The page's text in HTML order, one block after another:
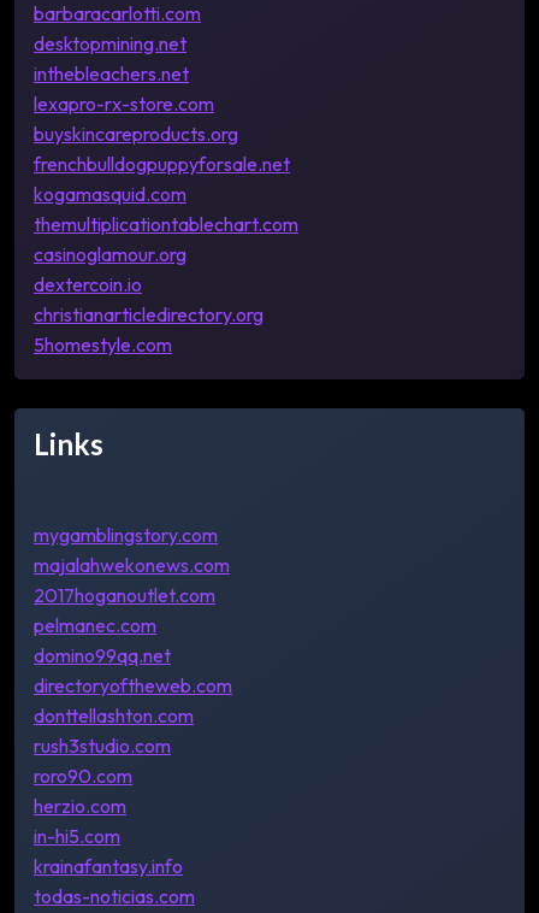
barbaracarlotti.com
desktopmining.net
inthebleachers.net
lexapro-rx-store.com
buyskincareproducts.org
frenchbulldogpuppyforsale.net
kogamasquid.com
themultiplicationtablechart.com
casinoglamour.org
dextercoin.io
christianarticledirectory.org
5homestyle.com
Links
mygamblingstory.com
majalahwekonews.com
2017hoganoutlet.com
pelmanec.com
domino99qq.net
directoryoftheweb.com
donttellashton.com
rush3studio.com
roro90.com
herzio.com
in-hi5.com
krainafantasy.info
todas-noticias.com